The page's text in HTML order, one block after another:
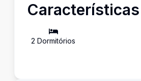
Características
2 Dormitórios